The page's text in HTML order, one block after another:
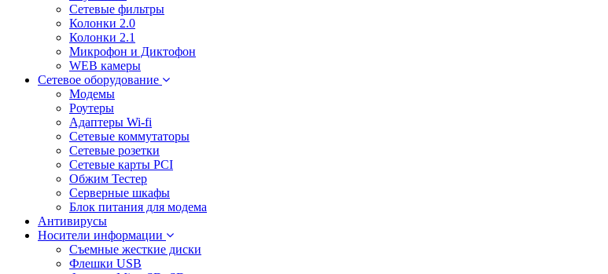
Сетевые фильтры
Колонки 2.0
Колонки 2.1
Микрофон и Диктофон
WEB камеры
Сетевое оборудование
Модемы
Роутеры
Адаптеры Wi-fi
Сетевые коммутаторы
Сетевые розетки
Сетевые карты PCI
Обжим Тестер
Серверные шкафы
Блок питания для модема
Антивирусы
Носители информации
Съемные жесткие диски
Флешки USB